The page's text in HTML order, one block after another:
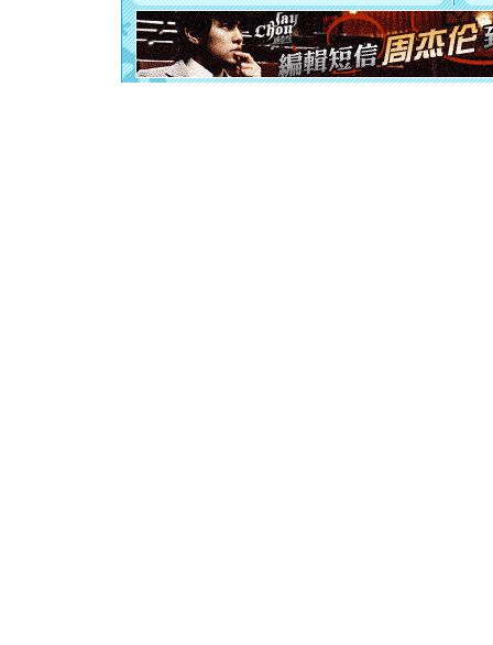
[元旦]如
起；二是
离。水晶
[元旦]当
泣，这痛